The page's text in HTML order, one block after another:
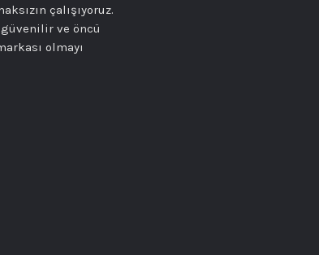
çalışıyoruz.
güvenilir ve öncü
olmayı